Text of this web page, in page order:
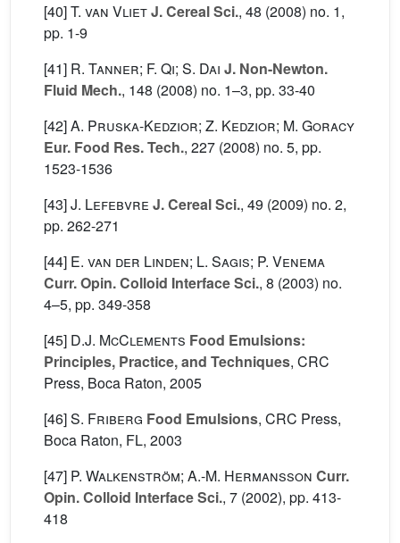
[40]T. van VlietJ. Cereal Sci., 48 (2008) no. 1,
pp. 1-9
[41] R. Tanner; F. Qi; S. Dai J. Non-Newton.
Fluid Mech., 148 (2008) no. 1–3, pp. 33-40
[42]A. Pruska-Kedzior; Z. Kedzior; M. Goracy
Eur. Food Res. Tech., 227 (2008) no. 5, pp.
1523-1536
[43]J. Lefebvre J. Cereal Sci., 49 (2009) no. 2,
pp. 262-271
[44] E. van der Linden; L. Sagis; P. Venema
Curr. Opin. Colloid Interface Sci., 8 (2003) no.
4–5, pp. 349-358
[45] D.J. McClements Food Emulsions:
Principles, Practice, and Techniques, CRC
Press, Boca Raton, 2005
[46]S. Friberg Food Emulsions, CRC Press,
Boca Raton, FL, 2003
[47] P. Walkenström; A.-M. Hermansson Curr.
Opin. Colloid Interface Sci., 7 (2002), pp. 413-
418